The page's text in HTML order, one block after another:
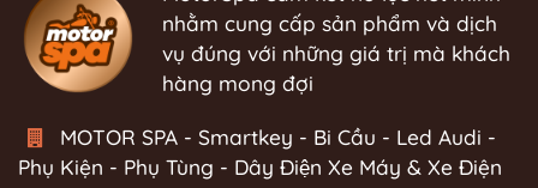
nhằm cung cấp sản phẩm và dịch
vụ đúng với những giá trị mà khách
hàng mong đợi
MOTOR SPA - Smartkey - Bi Cầu - Led Audi -
Phụ Kiện - Phụ Tùng - Dây Điện Xe Máy & Xe Điện